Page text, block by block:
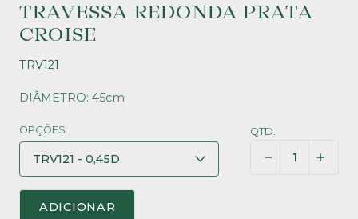
TRAVESSA REDONDA PRATA
CROISE
TRV121
DIÂMETRO: 45cm
OPÇÕES QTD.
ADICIONAR